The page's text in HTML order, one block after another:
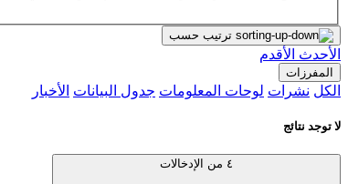
ترتيب حسب
الأحدث الأقدم
المفرزات
الكل نشرات لوحات المعلومات جدول البيانات الأخبار
لا توجد نتائج
٤ من الإدخالات